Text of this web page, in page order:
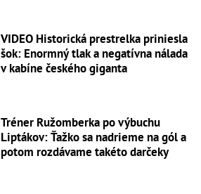
VIDEO Historická prestrelka priniesla
šok: Enormný tlak a negatívna nálada
v kabíne českého giganta
Tréner Ružomberka po výbuchu
Liptákov: Ťažko sa nadrieme na gól a
potom rozdávame takéto darčeky